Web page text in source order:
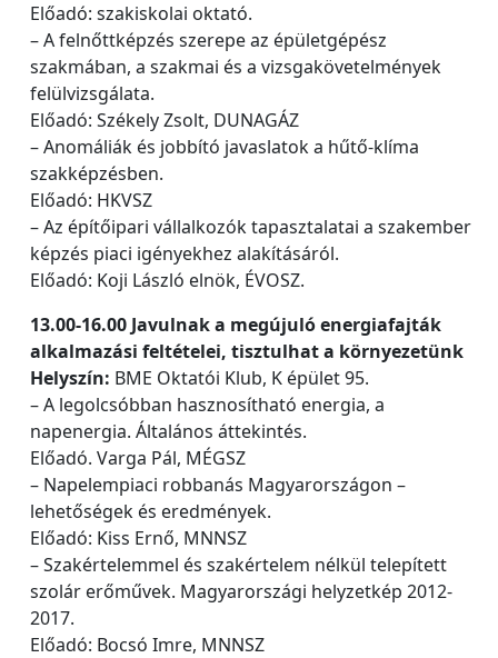
Előadó: szakiskolai oktató.
– A felnőttképzés szerepe az épületgépész
szakmában, a szakmai és a vizsgakövetelmények
felülvizsgálata.
Előadó: Székely Zsolt, DUNAGÁZ
– Anomáliák és jobbító javaslatok a hűtő-klíma
szakképzésben.
Előadó: HKVSZ
– Az építőipari vállalkozók tapasztalatai a szakember
képzés piaci igényekhez alakításáról.
Előadó: Koji László elnök, ÉVOSZ.
13.00-16.00 Javulnak a megújuló energiafajták
alkalmazási feltételei, tisztulhat a környezetünk
Helyszín: BME Oktatói Klub, K épület 95.
– A legolcsóbban hasznosítható energia, a
napenergia. Általános áttekintés.
Előadó. Varga Pál, MÉGSZ
– Napelempiaci robbanás Magyarországon –
lehetőségek és eredmények.
Előadó: Kiss Ernő, MNNSZ
– Szakértelemmel és szakértelem nélkül telepített
szolár erőművek. Magyarországi helyzetkép 2012-
2017.
Előadó: Bocsó Imre, MNNSZ